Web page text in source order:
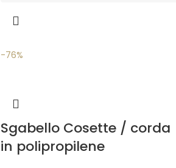
-76%
Sgabello Cosette / corda
in polipropilene